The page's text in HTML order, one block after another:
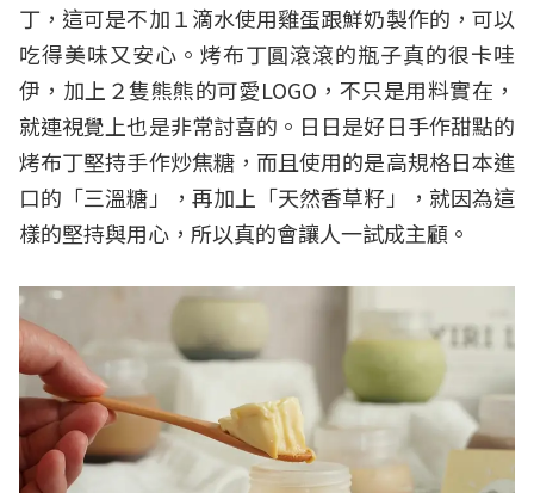
丁，這可是不加１滴水使用雞蛋跟鮮奶製作的，可以
吃得美味又安心。烤布丁圓滾滾的瓶子真的很卡哇
伊，加上２隻熊熊的可愛LOGO，不只是用料實在，
就連視覺上也是非常討喜的。日日是好日手作甜點的
烤布丁堅持手作炒焦糖，而且使用的是高規格日本進
口的「三溫糖」，再加上「天然香草籽」，就因為這
樣的堅持與用心，所以真的會讓人一試成主顧。